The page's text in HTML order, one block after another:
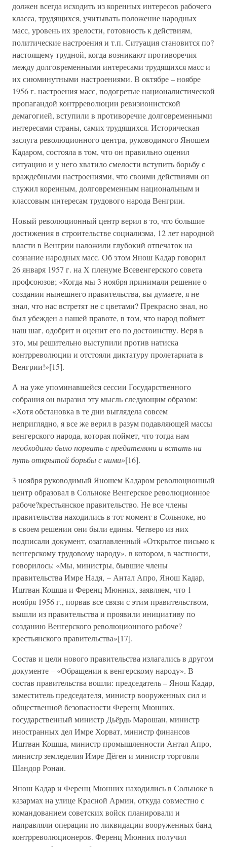
должен всегда исходить из коренных интересов рабочего
класса, трудящихся, учитывать положение народных
масс, уровень их зрелости, готовность к действиям,
политические настроения и т.п. Ситуация становится по?
настоящему трудной, когда возникают противоречия
между долговременными интересами трудящихся масс и
их сиюминутными настроениями. В октябре – ноябре
1956 г. настроения масс, подогретые националистической
пропагандой контрреволюции ревизионистской
демагогией, вступили в противоречие долговременными
интересами страны, самих трудящихся. Историческая
заслуга революционного центра, руководимого Яношем
Кадаром, состояла в том, что он правильно оценил
ситуацию и у него хватило смелости вступить борьбу с
враждебными настроениями, что своими действиями он
служил коренным, долговременным национальным и
классовым интересам трудового народа Венгрии.
Новый революционный центр верил в то, что большие
достижения в строительстве социализма, 12 лет народной
власти в Венгрии наложили глубокий отпечаток на
сознание народных масс. Об этом Янош Кадар говорил
26 января 1957 г. на X пленуме Всевенгерского совета
профсоюзов; «Когда мы 3 ноября принимали решение о
создании нынешнего правительства, вы думаете, я не
знал, что нас встретят не с цветами? Прекрасно знал, но
был убежден а нашей правоте, в том, что народ поймет
наш шаг, одобрит и оценит его по достоинству. Веря в
это, мы решительно выступили против натиска
контрреволюции и отстояли диктатуру пролетариата в
Венгрии!»[15].
А на уже упоминавшейся сессии Государственного
собрания он выразил эту мысль следующим образом:
«Хотя обстановка в те дни выглядела совсем
неприглядно, я все же верил в разум подавляющей массы
венгерского народа, которая поймет, что тогда нам
необходимо было порвать с предателями и встать на
путь открытой борьбы с ними»[16].
3 ноября руководимый Яношем Кадаром революционный
центр образовал в Сольноке Венгерское революционное
рабоче?крестьянское правительство. Не все члены
правительства находились в тот момент в Сольноке, но
в своем решении они были едины. Четверо из них
подписали документ, озаглавленный «Открытое письмо к
венгерскому трудовому народу», в котором, в частности,
говорилось: «Мы, министры, бывшие члены
правительства Имре Надя, – Антал Апро, Янош Кадар,
Иштван Кошша и Ференц Мюнних, заявляем, что 1
ноября 1956 г., порвав все связи с этим правительством,
вышли из правительства и проявили инициативу по
созданию Венгерского революционного рабоче?
крестьянского правительства»[17].
Состав и цели нового правительства излагались в другом
документе – «Обращении к венгерскому народу». В
состав правительства вошли: председатель – Янош Кадар,
заместитель председателя, министр вооруженных сил и
общественной безопасности Ференц Мюнних,
государственный министр Дьёрдь Марошан, министр
иностранных дел Имре Хорват, министр финансов
Иштван Кошша, министр промышленности Антал Апро,
министр земледелия Имре Дёген и министр торговли
Шандор Ронаи.
Янош Кадар и Ференц Мюнних находились в Сольноке в
казармах на улице Красной Армии, откуда совместно с
командованием советских войск планировали и
направляли операции по ликвидации вооруженных банд
контрреволюционеров. Ференц Мюнних получил